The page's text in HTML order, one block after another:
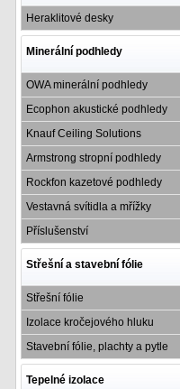
Heraklitové desky
Minerální podhledy
OWA minerální podhledy
Ecophon akustické podhledy
Knauf Ceiling Solutions
Armstrong stropní podhledy
Rockfon kazetové podhledy
Vestavná svítidla a mřížky
Příslušenství
Střešní a stavební fólie
Střešní fólie
Izolace kročejového hluku
Stavební fólie, plachty a pytle
Tepelné izolace